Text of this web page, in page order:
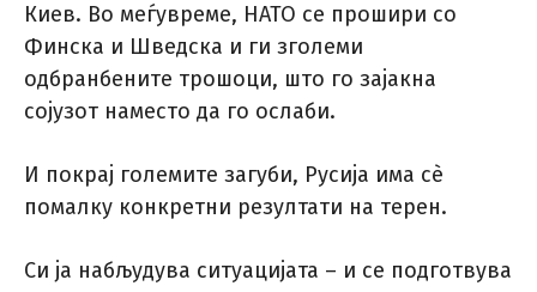
Киев. Во меѓувреме, НАТО се прошири со
Финска и Шведска и ги зголеми
одбранбените трошоци, што го зајакна
сојузот наместо да го ослаби.
И покрај големите загуби, Русија има сè
помалку конкретни резултати на терен.
Си ја набљудува ситуацијата – и се подготвува